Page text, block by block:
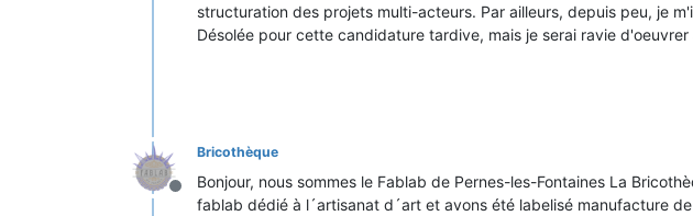
structuration des projets multi-acteurs. Par ailleurs, depuis peu, je
Désolée pour cette candidature tardive, mais je serai ravie
Hors-ligne
Bricothèque
Bonjour, nous sommes le Fablab de Pernes-les-Fontaines La
fablab dédié à l´artisanat d´art et avons été labelisé manufacture